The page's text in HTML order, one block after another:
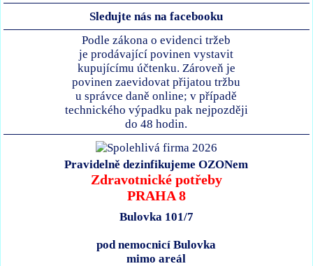
Sledujte nás na facebooku
Podle zákona o evidenci tržeb
je prodávající povinen vystavit
kupujícímu účtenku. Zároveň je
povinen zaevidovat přijatou tržbu
u správce daně online; v případě
technického výpadku pak nejpozději
do 48 hodin.
Pravidelně dezinfikujeme OZONem
Zdravotnické potřeby
PRAHA 8
Bulovka 101/7
pod nemocnicí Bulovka
mimo areál